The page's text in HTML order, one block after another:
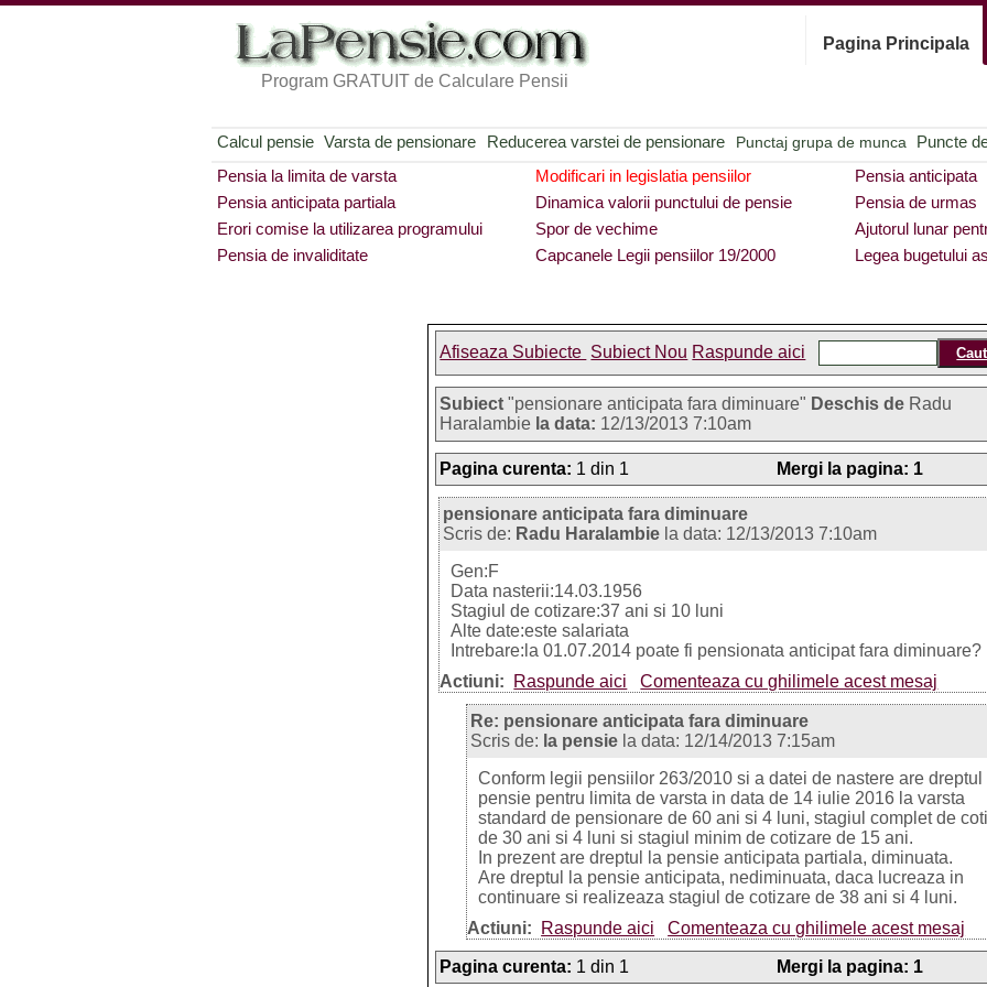
Program GRATUIT de Calculare Pensii
Pagina Principala
Calcul pensie Varsta de pensionare Reducerea varstei de pensionare Punctaj grupa de munca Puncte
Pensia la limita de varsta
Modificari in legislatia pensiilor
Pensia anticipata
Pensia anticipata partiala
Dinamica valorii punctului de pensie
Pensia de urmas
Erori comise la utilizarea programului
Spor de vechime
Ajutorul lunar
Pensia de invaliditate
Capcanele Legii pensiilor 19/2000 Legea bugetului
Afiseaza Subiecte Subiect Nou Raspunde aici
Subiect "pensionare anticipata fara diminuare" Deschis de Radu
Haralambie la data: 12/13/2013 7:10am
Pagina curenta: 1 din 1 Mergi la pagina: 1
pensionare anticipata fara diminuare
Scris de: Radu Haralambie la data: 12/13/2013 7:10am
Gen:F
Data nasterii:14.03.1956
Stagiul de cotizare:37 ani si 10 luni
Alte date:este salariata
Intrebare:la 01.07.2014 poate fi pensionata anticipat fara diminuare?
Actiuni:
Raspunde aici Comenteaza cu ghilimele acest mesaj
Re: pensionare anticipata fara diminuare
Scris de: la pensie la data: 12/14/2013 7:15am
Conform legii pensiilor 263/2010 si a datei de nastere are dreptul
pensie pentru limita de varsta in data de 14 iulie 2016 la varsta
standard de pensionare de 60 ani si 4 luni, stagiul complet de
de 30 ani si 4 luni si stagiul minim de cotizare de 15 ani.
In prezent are dreptul la pensie anticipata partiala, diminuata.
Are dreptul la pensie anticipata, nediminuata, daca lucreaza in
continuare si realizeaza stagiul de cotizare de 38 ani si 4 luni.
Actiuni:
Raspunde aici Comenteaza cu ghilimele acest mesaj
Pagina curenta: 1 din 1 Mergi la pagina: 1